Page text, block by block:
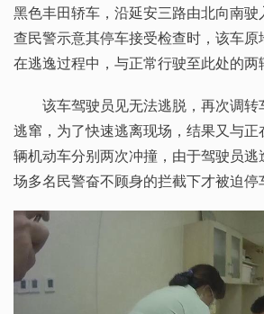
黑色丰田轿车，沿延安三路由北向南
查民警示意其停车接受检查时，该车原
在逃逸过程中，与正常行驶至此处的两
该车驾驶员见无法逃脱，再次调转
逃窜，为了快速逃离现场，结果又与
辆机动车分别两次冲撞，由于驾驶员
场多名民警奋不顾身的拦截下才被迫停